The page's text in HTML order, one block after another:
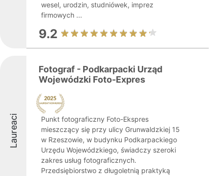
wesel, urodzin, studniówek, imprez
firmowych ...
9.2
Laureaci
Fotograf - Podkarpacki Urząd
Wojewódzki Foto-Expres
Punkt fotograficzny Foto-Ekspres
mieszczący się przy ulicy Grunwaldzkiej 15
w Rzeszowie, w budynku Podkarpackiego
Urzędu Wojewódzkiego, świadczy szeroki
zakres usług fotograficznych.
Przedsiębiorstwo z długoletnią praktyką